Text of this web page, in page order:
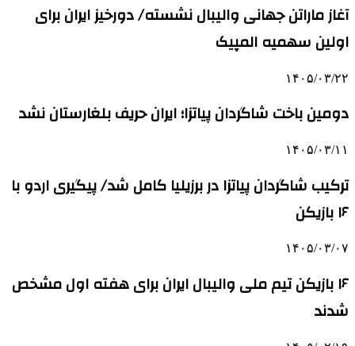
آغاز ماراتن جهانی والیبال نشسته/ دورخیز ایران برای
اولین سهمیه المپیک
۱۴۰۵/۰۳/۲۲
دومین باخت شاگردان پیاتزا؛ ایران حریف بلغارستان نشد
۱۴۰۵/۰۳/۱۱
ترکیب شاگردان پیاتزا در برزیلیا کامل شد/ پیگیری اردو با
۱۶ بازیکن
۱۴۰۵/۰۳/۰۷
۱۶ بازیکن تیم ملی والیبال ایران برای هفته اول مشخص
شدند